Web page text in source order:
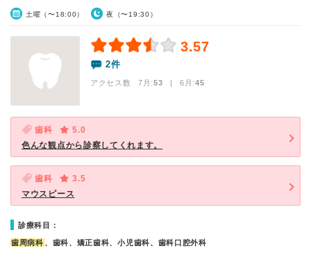
土曜（〜18:00） 夜（〜19:30）
3.57
2件
アクセス数 7月:53 | 6月:45
歯科
5.0
色んな観点から診察してくれます。
歯科
3.5
マウスピース
診療科目：
歯周病科 、歯科、矯正歯科、小児歯科、歯科口腔外科